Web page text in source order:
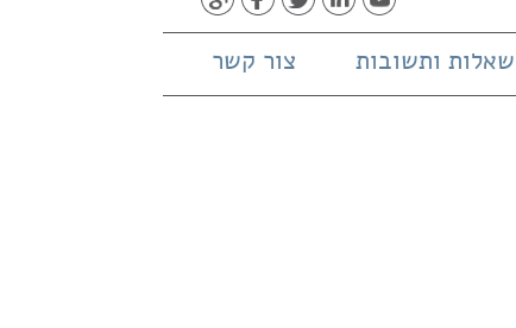
שאלות ותשובות צור קשר